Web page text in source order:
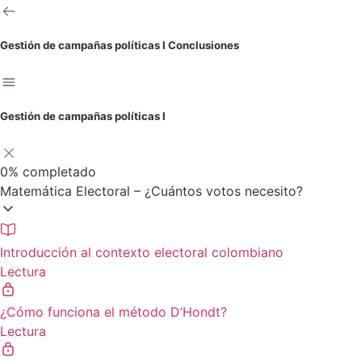
Gestión de campañas políticas I Conclusiones
Gestión de campañas políticas I
0% completado
Matemática Electoral – ¿Cuántos votos necesito?
Introducción al contexto electoral colombiano
Lectura
¿Cómo funciona el método D’Hondt?
Lectura